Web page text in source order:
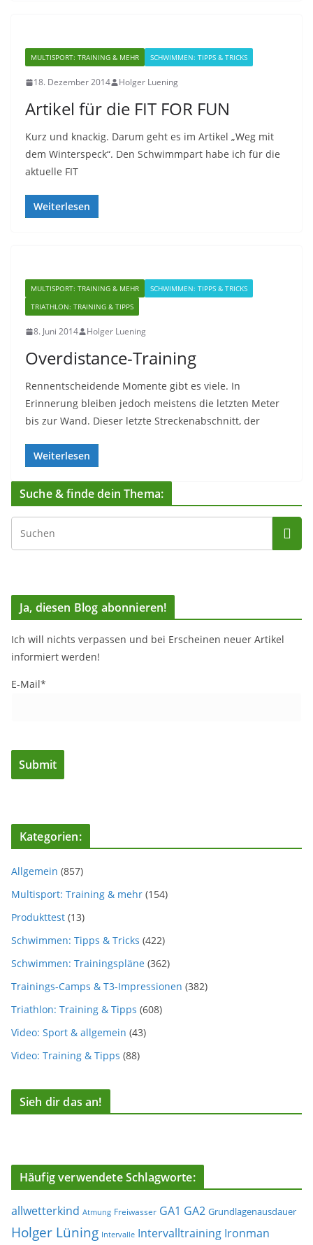
MULTISPORT: TRAINING & MEHR SCHWIMMEN: TIPPS & TRICKS
18. Dezember 2014 Holger Luening
Artikel für die FIT FOR FUN
Kurz und knackig. Darum geht es im Artikel „Weg mit
dem Winterspeck“. Den Schwimmpart habe ich für die
aktuelle FIT
Weiterlesen
MULTISPORT: TRAINING & MEHR
SCHWIMMEN: TIPPS & TRICKS
TRIATHLON: TRAINING & TIPPS
8. Juni 2014 Holger Luening
Overdistance-Training
Rennentscheidende Momente gibt es viele. In
Erinnerung bleiben jedoch meistens die letzten Meter
bis zur Wand. Dieser letzte Streckenabschnitt, der
Weiterlesen
Suche & finde dein Thema:
Ja, diesen Blog abonnieren!
Ich will nichts verpassen und bei Erscheinen neuer Artikel
informiert werden!
E-Mail*
Kategorien:
Allgemein (857)
Multisport: Training & mehr (154)
Produkttest (13)
Schwimmen: Tipps & Tricks (422)
Schwimmen: Trainingspläne (362)
Trainings-Camps & T3-Impressionen (382)
Triathlon: Training & Tipps (608)
Video: Sport & allgemein (43)
Video: Training & Tipps (88)
Sieh dir das an!
Häufig verwendete Schlagworte:
allwetterkind Atmung Freiwasser GA1 GA2 Grundlagenausdauer
Holger Lüning Intervalle Intervalltraining Ironman